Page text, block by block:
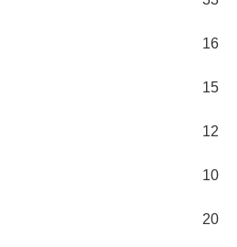
16
15
12
10
20